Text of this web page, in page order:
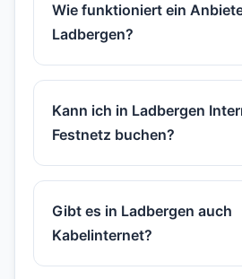
Wie funktioniert ein
Ladbergen?
Kann ich in Ladbergen
Festnetz buchen?
Gibt es in Ladbergen auch
Kabelinternet?